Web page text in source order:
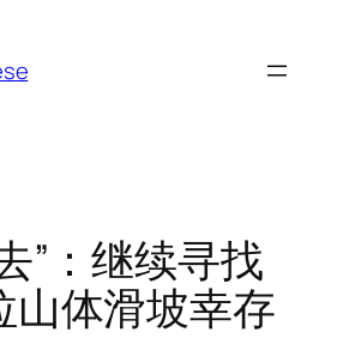
”：继续寻找
山体滑坡幸存